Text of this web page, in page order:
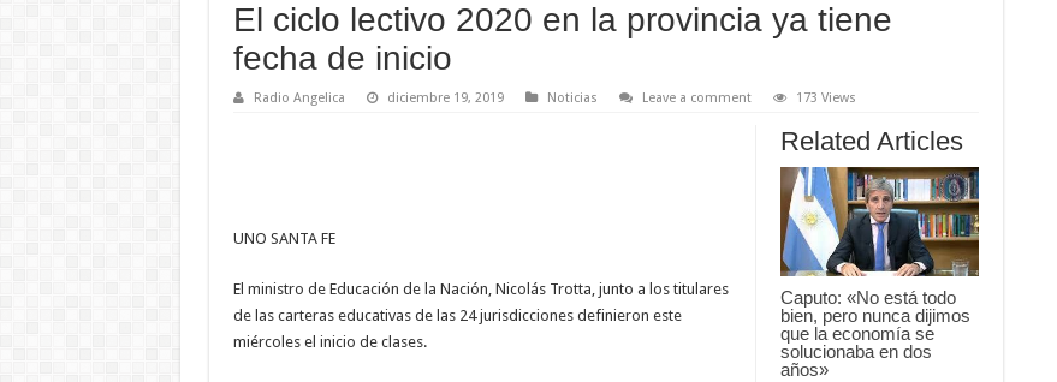
El ciclo lectivo 2020 en la provincia ya tiene
fecha de inicio
Radio Angelica diciembre 19, 2019 Noticias Leave a comment 173 Views
Related Articles
Caputo: «No está todo
bien, pero nunca dijimos
que la economía se
solucionaba en dos
años»
UNO SANTA FE
El ministro de Educación de la Nación, Nicolás Trotta, junto a los titulares
de las carteras educativas de las 24 jurisdicciones definieron este
miércoles el inicio de clases.